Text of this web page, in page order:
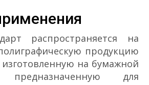
распространяется на
продукцию
на бумажной
для